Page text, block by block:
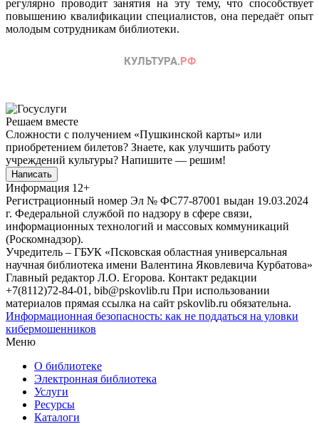
регулярно проводит занятия на эту тему, что способствует
повышению квалификации специалистов, она передаёт опыт
молодым сотрудникам библиотеки.
Решаем вместе
Сложности с получением «Пушкинской карты» или
приобретением билетов? Знаете, как улучшить работу
учреждений культуры? Напишите — решим!
Написать
Информация 12+
Регистрационный номер Эл № ФС77-87001 выдан 19.03.2024
г. Федеральной службой по надзору в сфере связи,
информационных технологий и массовых коммуникаций
(Роскомнадзор).
Учредитель – ГБУК «Псковская областная универсальная
научная библиотека имени Валентина Яковлевича Курбатова»
Главный редактор Л.О. Егорова. Контакт редакции
+7(8112)72-84-01, bib@pskovlib.ru При использовании
материалов прямая ссылка на сайт pskovlib.ru обязательна.
Информационная безопасность: как не поддаться на уловки
кибермошенников
Меню
О библиотеке
Электронная библиотека
Услуги
Ресурсы
Каталоги